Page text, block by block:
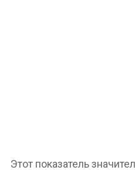
Этот показатель